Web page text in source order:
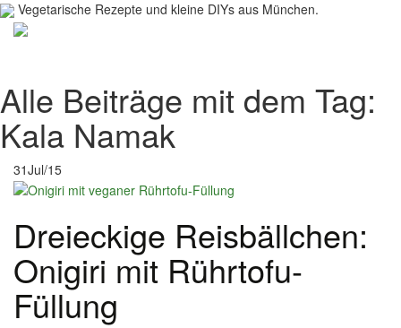
Vegetarische Rezepte und kleine DIYs aus München.
Alle Beiträge mit dem Tag:
Kala Namak
31Jul/15
Dreieckige Reisbällchen:
Onigiri mit Rührtofu-
Füllung